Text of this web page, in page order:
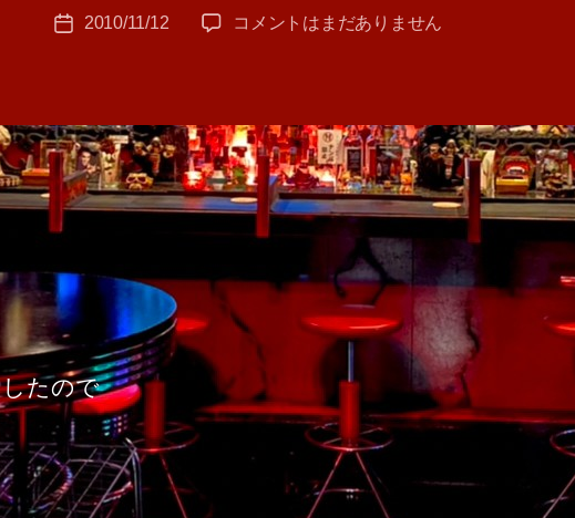
T
投
2010/11/12
酒
場
へ
の
コメントはまだありません
たので